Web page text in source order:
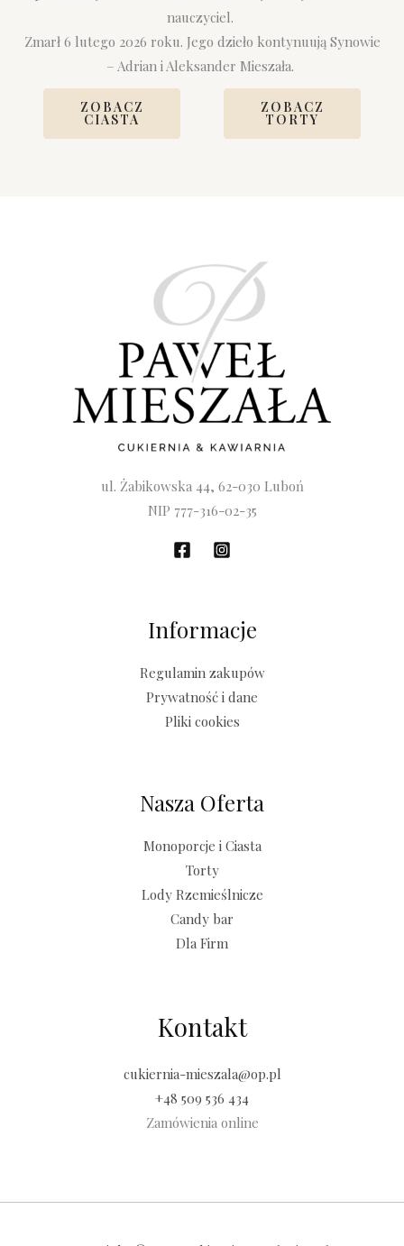
nauczyciel.
Zmarł 6 lutego 2026 roku. Jego dzieło kontynuują Synowie
– Adrian i Aleksander Mieszała.
ZOBACZ
CIASTA
ZOBACZ
TORTY
ul. Żabikowska 44, 62-030 Luboń
NIP 777-316-02-35
Informacje
Regulamin zakupów
Prywatność i dane
Pliki cookies
Nasza Oferta
Monoporcje i Ciasta
Torty
Lody Rzemieślnicze
Candy bar
Dla Firm
Kontakt
cukiernia-mieszala@op.pl
+48 509 536 434
Zamówienia online